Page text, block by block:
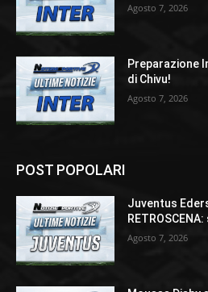
Agosto 7, 2026
Preparazione
di Chivu!
Agosto 7, 2026
POST POPOLARI
Juventus
Agosto 7, 2026